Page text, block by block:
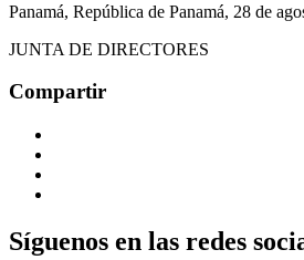
Panamá, República de Panamá, 28 de
JUNTA DE DIRECTORES
Compartir
Síguenos en las redes